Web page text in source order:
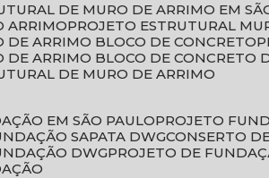
DE MURO DE ARRIMO EM
ARRIMO
PROJETO ESTRUTURAL
DE ARRIMO BLOCO DE CONCRETO
DE ARRIMO BLOCO DE CONCRETO
DE MURO DE ARRIMO
EM SÃO PAULO
PROJETO
SAPATA DWG CONSERTO
DWG
PROJETO DE